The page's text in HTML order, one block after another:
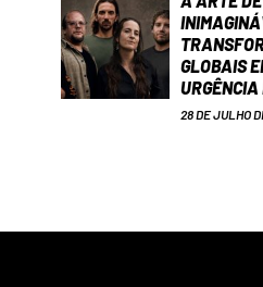
GLOBAIS
28 DE JULHO